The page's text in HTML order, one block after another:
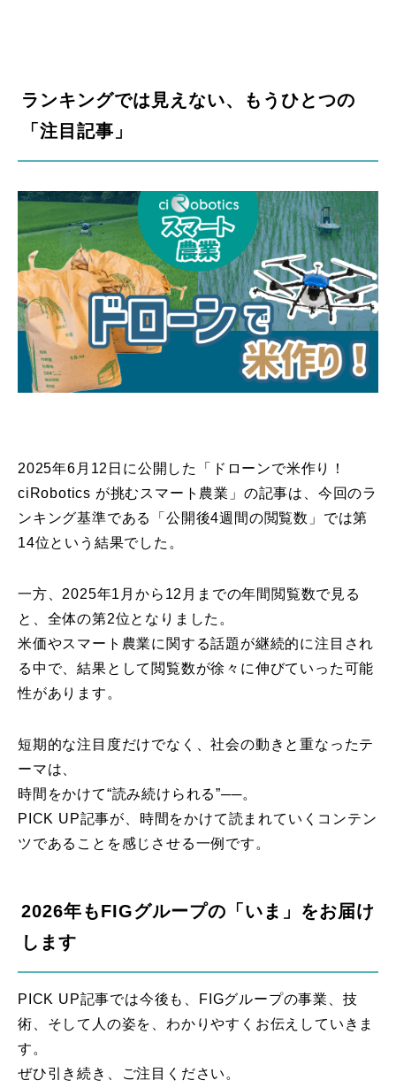
ランキングでは見えない、もうひとつの
「注目記事」
2025年6月12日に公開した「ドローンで米作り！
ciRobotics が挑むスマート農業」の記事は、今回のラ
ンキング基準である「公開後4週間の閲覧数」では第
14位という結果でした。
一方、2025年1月から12月までの年間閲覧数で見る
と、全体の第2位となりました。
米価やスマート農業に関する話題が継続的に注目され
る中で、結果として閲覧数が徐々に伸びていった可能
性があります。
短期的な注目度だけでなく、社会の動きと重なったテ
ーマは、
時間をかけて“読み続けられる”──。
PICK UP記事が、時間をかけて読まれていくコンテン
ツであることを感じさせる一例です。
2026年もFIGグループの「いま」をお届け
します
PICK UP記事では今後も、FIGグループの事業、技
術、そして人の姿を、わかりやすくお伝えしていきま
す。
ぜひ引き続き、ご注目ください。